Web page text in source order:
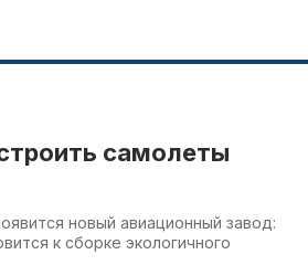
самолеты
новый авиационный завод:
к сборке экологичного